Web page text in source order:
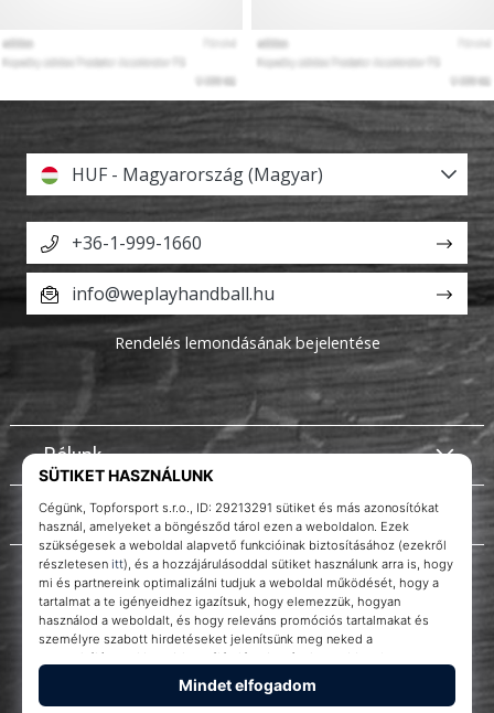
WePlayHandball.hu
Instagram
Rólunk
Ügyfélszolgálat
HUF - Magyarország (Magyar)
+36-1-999-1660
info@weplayhandball.hu
Rendelés lemondásának bejelentése